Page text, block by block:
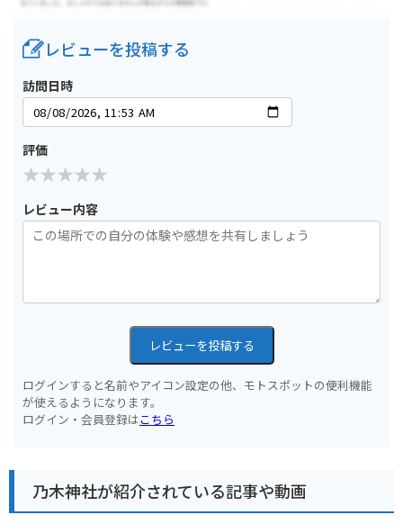
レビューを投稿する
訪問日時
評価
レビュー内容
レビューを投稿する
ログインすると名前やアイコン設定の他、モトスポットの便利機能
が使えるようになります。
ログイン・会員登録はこちら
乃木神社が紹介されている記事や動画